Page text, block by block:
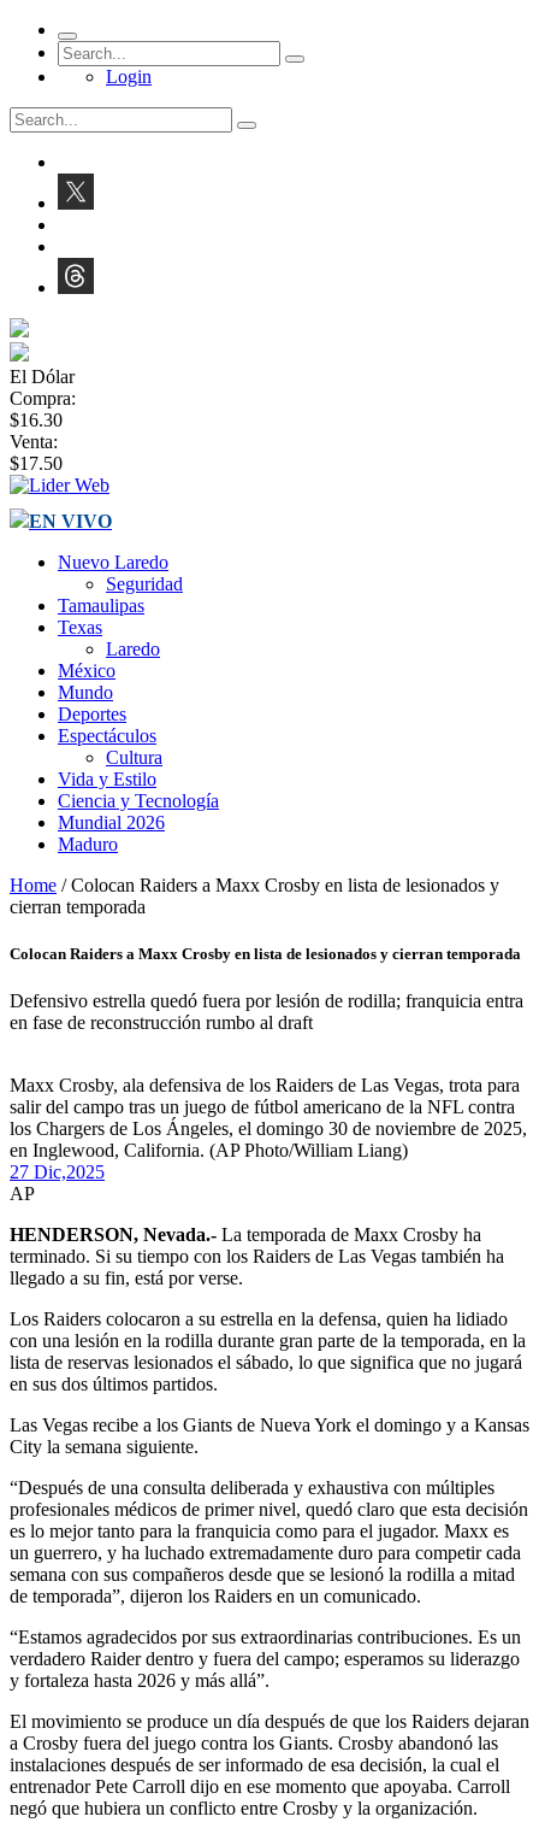
Login
El Dólar
Compra:
$16.30
Venta:
$17.50
EN VIVO
Nuevo Laredo
Seguridad
Tamaulipas
Texas
Laredo
México
Mundo
Deportes
Espectáculos
Cultura
Vida y Estilo
Ciencia y Tecnología
Mundial 2026
Maduro
Home / Colocan Raiders a Maxx Crosby en lista de lesionados y
cierran temporada
Colocan Raiders a Maxx Crosby en lista de lesionados y cierran temporada
Defensivo estrella quedó fuera por lesión de rodilla; franquicia entra
en fase de reconstrucción rumbo al draft
Maxx Crosby, ala defensiva de los Raiders de Las Vegas, trota para
salir del campo tras un juego de fútbol americano de la NFL contra
los Chargers de Los Ángeles, el domingo 30 de noviembre de 2025,
en Inglewood, California. (AP Photo/William Liang)
27 Dic,2025
AP
HENDERSON, Nevada.- La temporada de Maxx Crosby ha
terminado. Si su tiempo con los Raiders de Las Vegas también ha
llegado a su fin, está por verse.
Los Raiders colocaron a su estrella en la defensa, quien ha lidiado
con una lesión en la rodilla durante gran parte de la temporada, en la
lista de reservas lesionados el sábado, lo que significa que no jugará
en sus dos últimos partidos.
Las Vegas recibe a los Giants de Nueva York el domingo y a Kansas
City la semana siguiente.
“Después de una consulta deliberada y exhaustiva con múltiples
profesionales médicos de primer nivel, quedó claro que esta decisión
es lo mejor tanto para la franquicia como para el jugador. Maxx es
un guerrero, y ha luchado extremadamente duro para competir cada
semana con sus compañeros desde que se lesionó la rodilla a mitad
de temporada”, dijeron los Raiders en un comunicado.
“Estamos agradecidos por sus extraordinarias contribuciones. Es un
verdadero Raider dentro y fuera del campo; esperamos su liderazgo
y fortaleza hasta 2026 y más allá”.
El movimiento se produce un día después de que los Raiders dejaran
a Crosby fuera del juego contra los Giants. Crosby abandonó las
instalaciones después de ser informado de esa decisión, la cual el
entrenador Pete Carroll dijo en ese momento que apoyaba. Carroll
negó que hubiera un conflicto entre Crosby y la organización.